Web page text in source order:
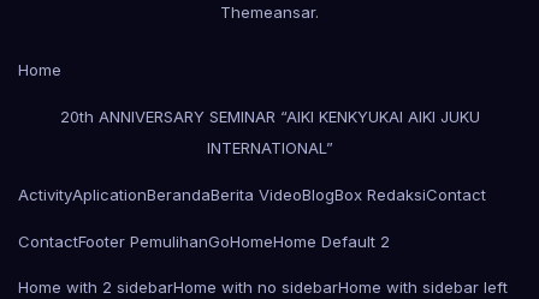
Themeansar.
Home
20th ANNIVERSARY SEMINAR “AIKI KENKYUKAI AIKI JUKU
INTERNATIONAL”
ActivityAplicationBerandaBerita VideoBlogBox RedaksiContact
ContactFooter PemulihanGoHomeHome Default 2
Home with 2 sidebarHome with no sidebarHome with sidebar left